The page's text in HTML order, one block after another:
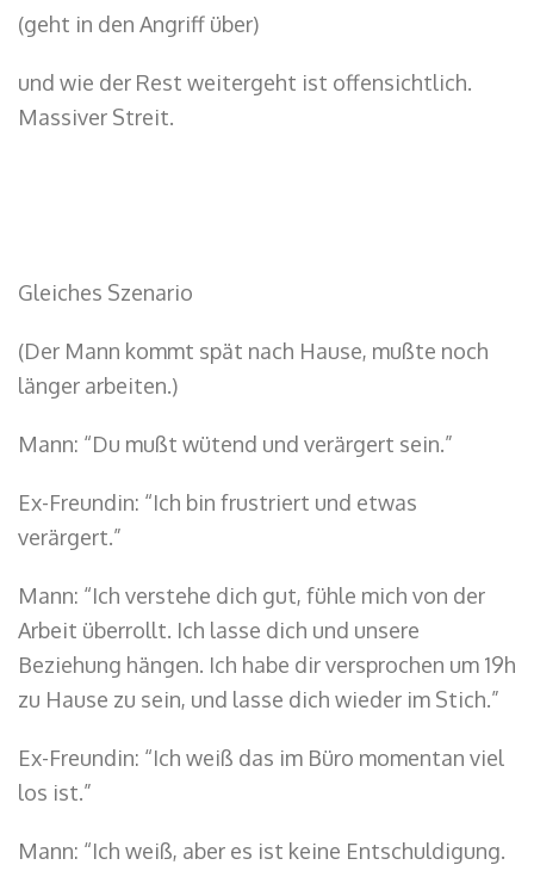
(geht in den Angriff über)
und wie der Rest weitergeht ist offensichtlich.
Massiver Streit.
Gleiches Szenario
(Der Mann kommt spät nach Hause, mußte noch
länger arbeiten.)
Mann: “Du mußt wütend und verärgert sein.”
Ex-Freundin: “Ich bin frustriert und etwas
verärgert.”
Mann: “Ich verstehe dich gut, fühle mich von der
Arbeit überrollt. Ich lasse dich und unsere
Beziehung hängen. Ich habe dir versprochen um 19h
zu Hause zu sein, und lasse dich wieder im Stich.”
Ex-Freundin: “Ich weiß das im Büro momentan viel
los ist.”
Mann: “Ich weiß, aber es ist keine Entschuldigung.